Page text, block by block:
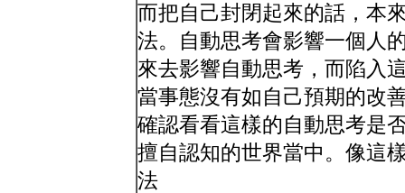
而把自己封閉起來的話，本
法。自動思考會影響一個人
來去影響自動思考，而陷入
當事態沒有如自己預期的改
確認看看這樣的自動思考是
擅自認知的世界當中。像這
法